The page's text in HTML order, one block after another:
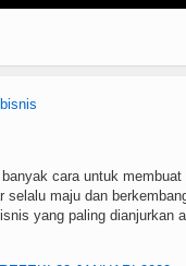
cara untuk
selalu maju dan
yang paling dianjurkan